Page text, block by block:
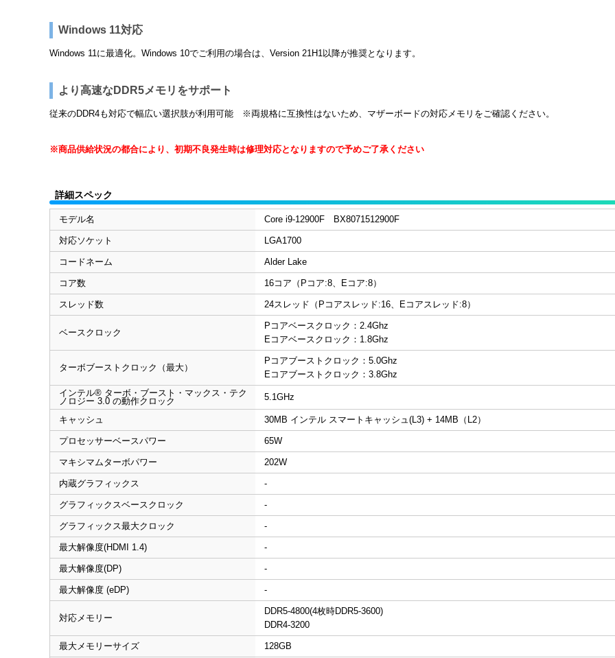
Windows 11対応
Windows 11に最適化。Windows 10でご利用の場合は、Version 21H1以降が推奨となります。
より高速なDDR5メモリをサポート
従来のDDR4も対応で幅広い選択肢が利用可能 ※両規格に互換性はないため、マザーボードの対応メモリをご確認ください。
※商品供給状況の都合により、初期不良発生時は修理対応となりますので予めご了承ください
詳細スペック
モデル名 Core i9-12900F BX8071512900F
対応ソケット LGA1700
コードネーム Alder Lake
コア数 16コア（Pコア:8、Eコア:8）
スレッド数 24スレッド（Pコアスレッド:16、Eコアスレッド:8）
ベースクロック
Pコアベースクロック：2.4Ghz
Eコアベースクロック：1.8Ghz
ターボブーストクロック（最大）
Pコアブーストクロック：5.0Ghz
Eコアブーストクロック：3.8Ghz
インテル® ターボ・ブースト・マックス・テク
ノロジー 3.0 の動作クロック
5.1GHz
キャッシュ 30MB インテル スマートキャッシュ(L3) + 14MB（L2）
プロセッサーベースパワー 65W
マキシマムターボパワー 202W
内蔵グラフィックス -
グラフィックスベースクロック -
グラフィックス最大クロック -
最大解像度(HDMI 1.4) -
最大解像度(DP) -
最大解像度 (eDP) -
対応メモリー
DDR5-4800(4枚時DDR5-3600)
DDR4-3200
最大メモリーサイズ 128GB